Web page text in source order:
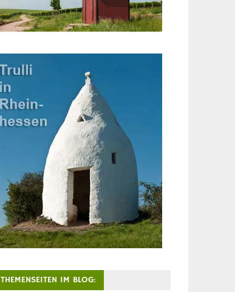
THEMENSEITEN IM BLOG: